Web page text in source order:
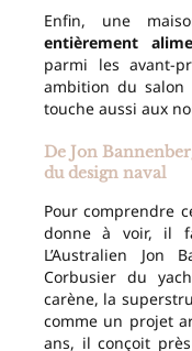
Enfin, une
entièrement
parmi les avant-
ambition du salon
touche aussi aux
De Jon
du design naval
Pour comprendre
donne à voir, il
L’Australien Jon
Corbusier du
carène, la
comme un projet
ans, il conçoit